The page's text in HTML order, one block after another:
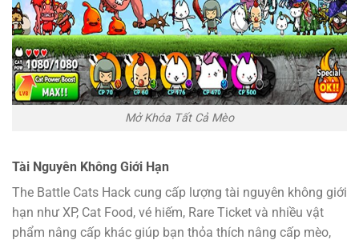
Mở Khóa Tất Cả Mèo
Tài Nguyên Không Giới Hạn
The Battle Cats Hack cung cấp lượng tài nguyên không giới
hạn như XP, Cat Food, vé hiếm, Rare Ticket và nhiều vật
phẩm nâng cấp khác giúp bạn thỏa thích nâng cấp mèo,